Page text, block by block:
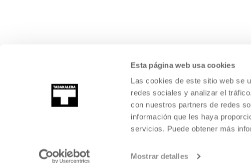
Esta página web usa cookies
Las cookies de este sitio web se
redes sociales y analizar el
con nuestros partners de redes
información que les haya
servicios. Puede obtener más
Mostrar detalles
2026 TABAKALERA. KULTURA GARAIKIDEAREN NAZIOARTEKO ZENTROA,